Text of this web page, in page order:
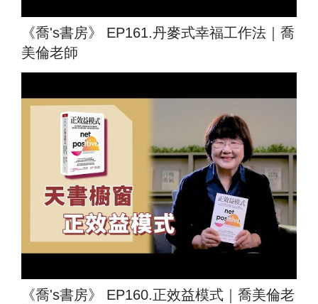
《喬's書房》 EP161.丹麥式幸福工作法｜喬
美倫老師
《喬's書房》 EP160.正效益模式｜喬美倫老